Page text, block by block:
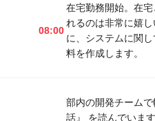
08:00
在宅勤務開始。在
れるのは非常に嬉
に、システムに関
料を作成します。
部内の開発チーム
話』 を読んでいま